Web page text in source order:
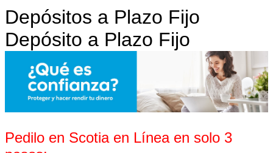
Depósitos a Plazo Fijo
Depósito a Plazo Fijo
Pedilo en Scotia en Línea en solo 3